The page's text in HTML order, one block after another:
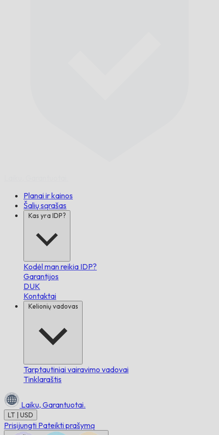
Planai ir kainos
Šalių sąrašas
Kas yra IDP?
Kodėl man reikia IDP?
Garantijos
DUK
Kontaktai
Kelionių vadovas
Tarptautiniai vairavimo vadovai
Tinklaraštis
Laiku, Garantuotai.
LT | USD
Prisijungti Pateikti prašymą